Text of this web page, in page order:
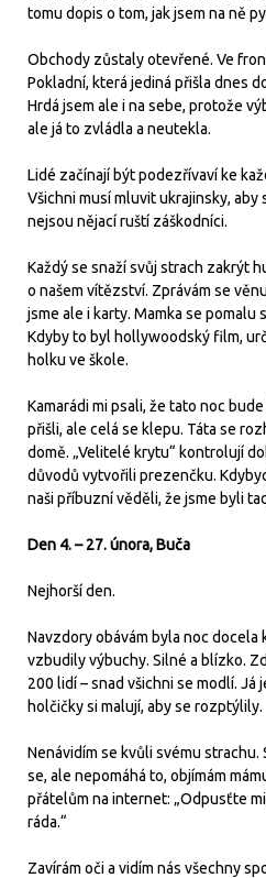
tomu dopis o tom, jak jsem na ně
Obchody zůstaly otevřené. Ve
Pokladní, která jediná přišla dnes
Hrdá jsem ale i na sebe, protože
ale já to zvládla a neutekla.
Lidé začínají být podezřívaví ke
Všichni musí mluvit ukrajinsky,
nejsou nějací ruští záškodníci.
Každý se snaží svůj strach zakrýt
o našem vítězství. Zprávám se
jsme ale i karty. Mamka se pomalu
Kdyby to byl hollywoodský film,
holku ve škole.
Kamarádi mi psali, že tato noc
přišli, ale celá se klepu. Táta se
domě. „Velitelé krytu“ kontrolují
důvodů vytvořili prezenčku.
naši příbuzní věděli, že jsme byli
Den 4. – 27. února, Buča
Nejhorší den.
Navzdory obávám byla noc docela
vzbudily výbuchy. Silné a blízko.
200 lidí – snad všichni se modlí. Já
holčičky si malují, aby se rozptýlily.
Nenávidím se kvůli svému strachu.
se, ale nepomáhá to, objímám
přátelům na internet: „Odpusťte
ráda.“
Zavírám oči a vidím nás všechny